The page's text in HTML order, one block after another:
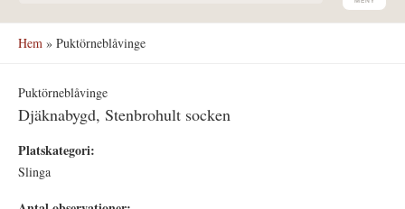
Hem » Puktörneblåvinge
Puktörneblåvinge
Djäknabygd, Stenbrohult socken
Platskategori:
Slinga